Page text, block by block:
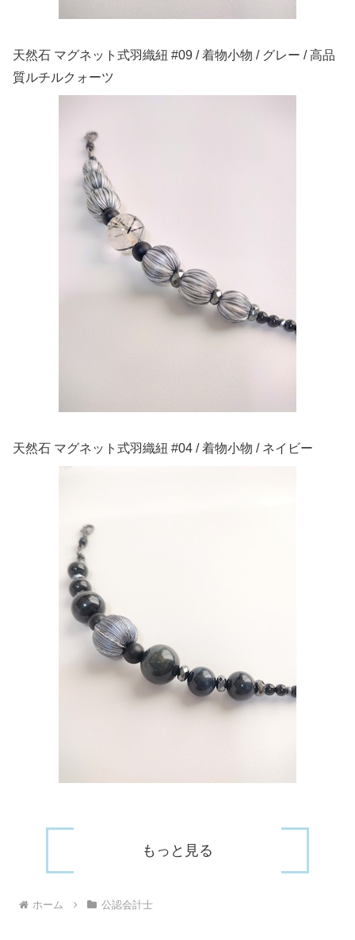
天然石 マグネット式羽織紐 #09 / 着物小物 / グレー / 高品
質ルチルクォーツ
天然石 マグネット式羽織紐 #04 / 着物小物 / ネイビー
もっと見る
ホーム 公認会計士